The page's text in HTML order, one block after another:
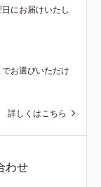
にお届けいたし
お選びいただけ
詳しくはこちら
わせ